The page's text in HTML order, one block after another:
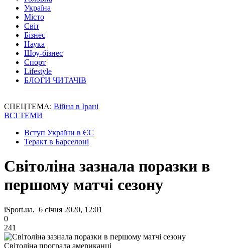
Україна
Місто
Світ
Бізнес
Наука
Шоу-бізнес
Спорт
Lifestyle
БЛОГИ ЧИТАЧІВ
СПЕЦТЕМА: Війна в Ірані
ВСІ ТЕМИ
Вступ України в ЄС
Теракт в Барселоні
Світоліна зазнала поразки в
першому матчі сезону
iSport.ua, 6 січня 2020, 12:01
0
241
Світоліна програла американці